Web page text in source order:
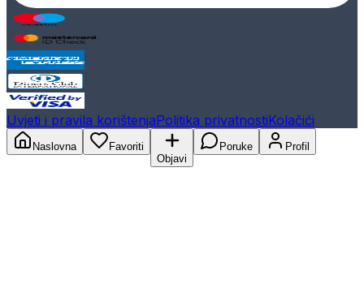
Uvjeti i pravila korištenjaPolitika privatnostiKolačići
Naslovna
Favoriti
Objavi
Poruke Profil